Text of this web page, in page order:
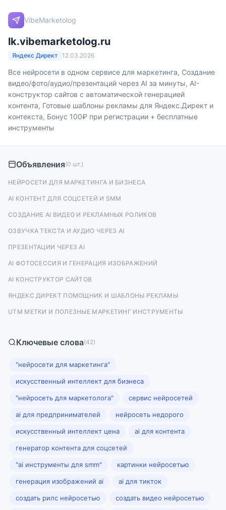
VibeMarketolog
lk.vibemarketolog.ru
Яндекс Директ 12.03.2026
Все нейросети в одном сервисе для маркетинга, Создание
видео/фото/аудио/презентаций через AI за минуты, AI-
конструктор сайтов с автоматической генерацией
контента, Готовые шаблоны рекламы для Яндекс.Директ и
контекста, Бонус 100₽ при регистрации + бесплатные
инструменты
Объявления(0 шт.)
НЕЙРОСЕТИ ДЛЯ МАРКЕТИНГА И БИЗНЕСА
AI КОНТЕНТ ДЛЯ СОЦСЕТЕЙ И SMM
СОЗДАНИЕ AI ВИДЕО И РЕКЛАМНЫХ РОЛИКОВ
ОЗВУЧКА ТЕКСТА И АУДИО ЧЕРЕЗ AI
ПРЕЗЕНТАЦИИ ЧЕРЕЗ AI
AI ФОТОСЕССИЯ И ГЕНЕРАЦИЯ ИЗОБРАЖЕНИЙ
AI КОНСТРУКТОР САЙТОВ
ЯНДЕКС ДИРЕКТ ПОМОЩНИК И ШАБЛОНЫ РЕКЛАМЫ
UTM МЕТКИ И ПОЛЕЗНЫЕ МАРКЕТИНГ ИНСТРУМЕНТЫ
Ключевые слова(42)
"нейросети для маркетинга"
искусственный интеллект для бизнеса
"нейросеть для маркетолога" сервис нейросетей
ai для предпринимателей нейросеть недорого
искусственный интеллект цена ai для контента
генератор контента для соцсетей
"ai инструменты для smm" картинки нейросетью
генерация изображений ai ai для тикток
создать рилс нейросетью создать видео нейросетью